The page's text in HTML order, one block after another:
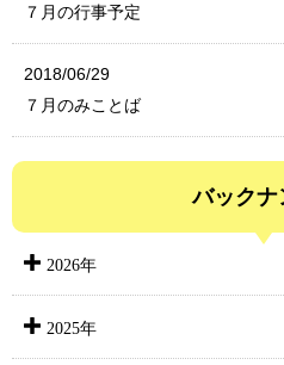
７月の行事予定
2018/06/29
７月のみことば
バックナ
2026年
2025年